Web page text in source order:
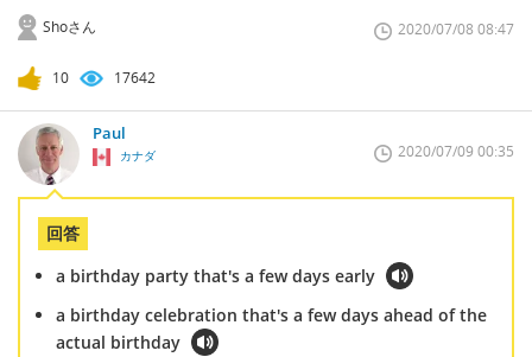
Shoさん 2020/07/08 08:47
10 17642
Paul
カナダ 2020/07/09 00:35
回答
a birthday party that's a few days early
a birthday celebration that's a few days ahead of the
actual birthday